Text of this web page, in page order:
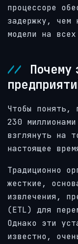
процессоре
задержку, чем
модели на
Почему
Чтобы понять,
230
взглянуть на
настоящее
Традиционно
жесткие,
извлечения,
(ETL) для
Однако эти
известно,